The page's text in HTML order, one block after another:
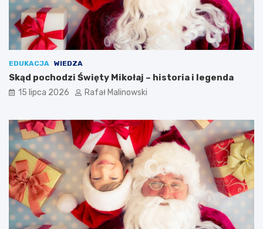
EDUKACJA WIEDZA
Skąd pochodzi Święty Mikołaj – historia i legenda
15 lipca 2026 Rafał Malinowski